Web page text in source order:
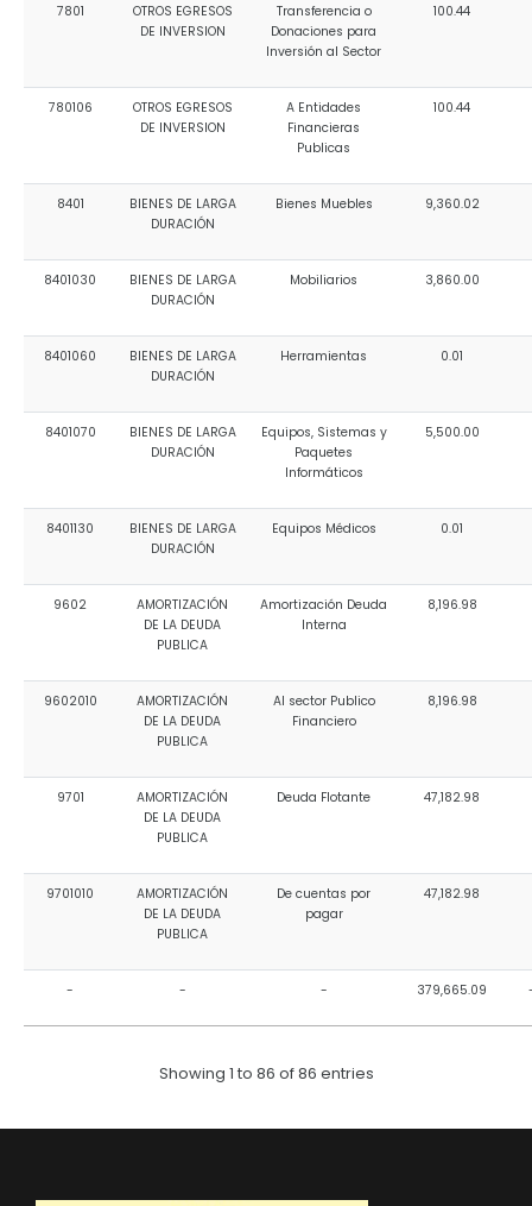
7801
OTROS EGRESOS
DE INVERSION
Transferencia o
Donaciones para
Inversión al Sector
100.44
780106
OTROS EGRESOS
DE INVERSION
A Entidades
Financieras
Publicas
100.44
8401
BIENES DE LARGA
DURACIÓN
Bienes Muebles 9,360.02
8401030
BIENES DE LARGA
DURACIÓN
Mobiliarios 3,860.00
8401060
BIENES DE LARGA
DURACIÓN
Herramientas 0.01
8401070
BIENES DE LARGA
DURACIÓN
Equipos, Sistemas y
Paquetes
Informáticos
5,500.00
8401130
BIENES DE LARGA
DURACIÓN
Equipos Médicos 0.01
9602
AMORTIZACIÓN
DE LA DEUDA
PUBLICA
Amortización Deuda
Interna
8,196.98
9602010
AMORTIZACIÓN
DE LA DEUDA
PUBLICA
Al sector Publico
Financiero
8,196.98
9701
AMORTIZACIÓN
DE LA DEUDA
PUBLICA
Deuda Flotante 47,182.98
9701010
AMORTIZACIÓN
DE LA DEUDA
PUBLICA
De cuentas por
pagar
47,182.98
- - - 379,665.09
Showing 1 to 86 of 86 entries